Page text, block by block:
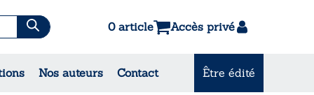
0 article Accès privé
Nos auteurs Contact Être édité
& Contes